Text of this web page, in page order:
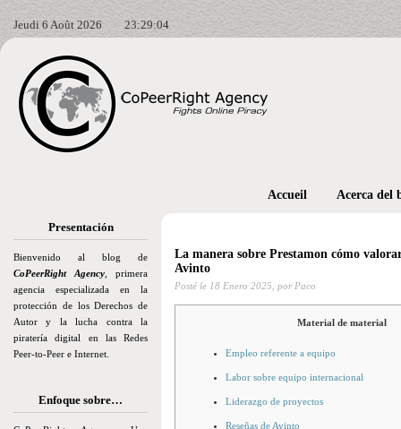
Jeudi 6 Août 2026 23:29:05
Presentación
Bienvenido al blog de
CoPeerRight Agency , primera
agencia especializada en la
protección de los Derechos de
Autor y la lucha contra la
piratería digital en las Redes
Peer-to-Peer e Internet.
Enfoque sobre…
Accueil Acerca del
La manera sobre Prestamon cómo
Avinto
Posté le 18 Enero 2025, por Paco
Material de material
Empleo referente a equipo
Labor sobre equipo internacional
Liderazgo de proyectos
Reseñas de Avinto